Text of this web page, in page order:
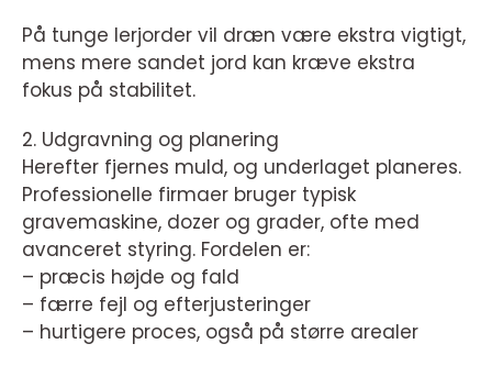
På tunge lerjorder vil dræn være ekstra vigtigt,
mens mere sandet jord kan kræve ekstra
fokus på stabilitet.
2. Udgravning og planering
Herefter fjernes muld, og underlaget planeres.
Professionelle firmaer bruger typisk
gravemaskine, dozer og grader, ofte med
avanceret styring. Fordelen er:
– præcis højde og fald
– færre fejl og efterjusteringer
– hurtigere proces, også på større arealer